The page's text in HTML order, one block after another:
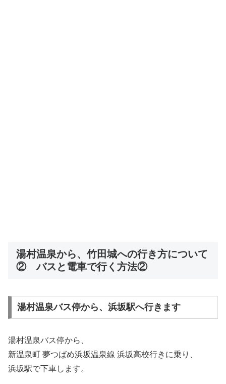
湯村温泉から、竹田城への行き方について
② バスと電車で行く方法②
湯村温泉バス停から、浜坂駅へ行きます
湯村温泉バス停から、
新温泉町 夢つばめ浜坂温泉線 浜坂高校行きに乗り、
浜坂駅で下車します。